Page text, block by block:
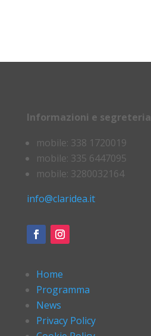
Informazioni e segreteria
mobile: 338 1720019
mobile: 335 6447095
mobile: 3280032164
info@claridea.it
Home
Programma
News
Privacy Policy